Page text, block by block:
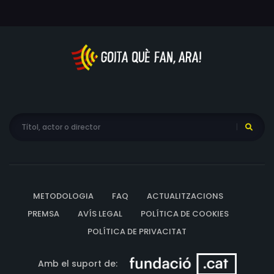
METODOLOGIA FAQ
ACTUALITZACIONS
PREMSA
AVÍS LEGAL
POLÍTICA DE COOKIES
POLÍTICA DE PRIVACITAT
Amb el suport de: